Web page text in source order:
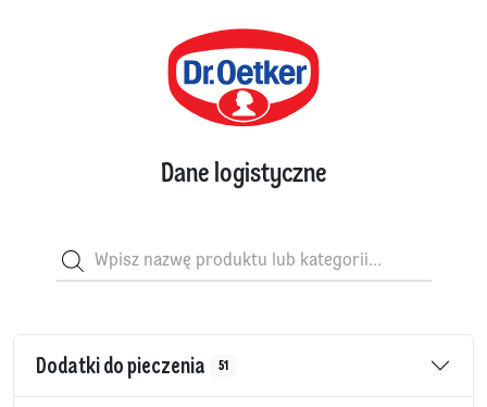
Dane logistyczne
Dodatki do pieczenia 51